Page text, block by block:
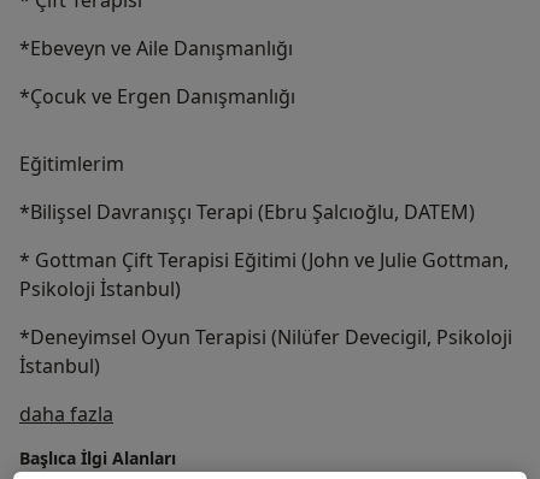
*Ebeveyn ve Aile Danışmanlığı
*Çocuk ve Ergen Danışmanlığı
Eğitimlerim
*Bilişsel Davranışçı Terapi (Ebru Şalcıoğlu, DATEM)
* Gottman Çift Terapisi Eğitimi (John ve Julie Gottman,
Psikoloji İstanbul)
*Deneyimsel Oyun Terapisi (Nilüfer Devecigil, Psikoloji
İstanbul)
daha fazla
Başlıca İlgi Alanları